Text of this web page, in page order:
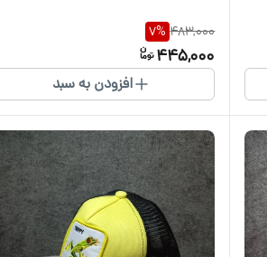
483,000
7%
445,000
افزودن به سبد